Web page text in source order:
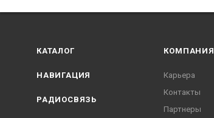
Справ.No 1.2.5  Круговые  ф
КАТАЛОГ
НАВИГАЦИЯ
РАДИОСВЯЗЬ
КОМПАНИЯ
Карьера
Контакты
Партнеры